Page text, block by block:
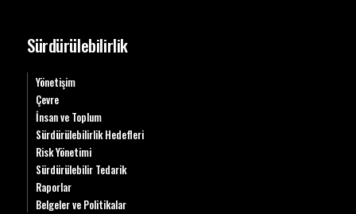
Sürdürülebilirlik
Yönetişim
Çevre
İnsan ve Toplum
Sürdürülebilirlik Hedefleri
Risk Yönetimi
Sürdürülebilir Tedarik
Raporlar
Belgeler ve Politikalar